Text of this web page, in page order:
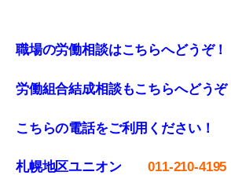
職場の労働相談はこちらへどうぞ！
労働組合結成相談もこちらへどうぞ
こちらの電話をご利用ください！
札幌地区ユニオン011-210-4195